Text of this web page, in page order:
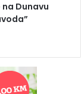
Dunavu